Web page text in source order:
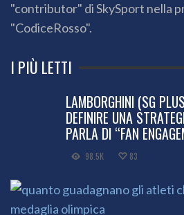
"contributor" di SkySport nella
"CodiceRosso".
I PIÙ LETTI
LAMBORGHINI (SG
DEFINIRE UNA
PARLA DI “FAN
98.5K 83